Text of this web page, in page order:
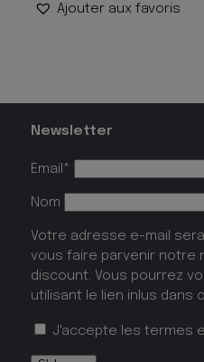
Ajouter aux favoris
Newsletter
Email*
Nom
Votre adresse e-mail
vous faire parvenir notre
discount. Vous pourrez
utilisant le lien inlus dans
J'accepte les termes